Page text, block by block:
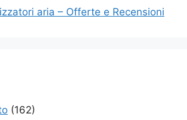
aria – Offerte e Recensioni
(162)